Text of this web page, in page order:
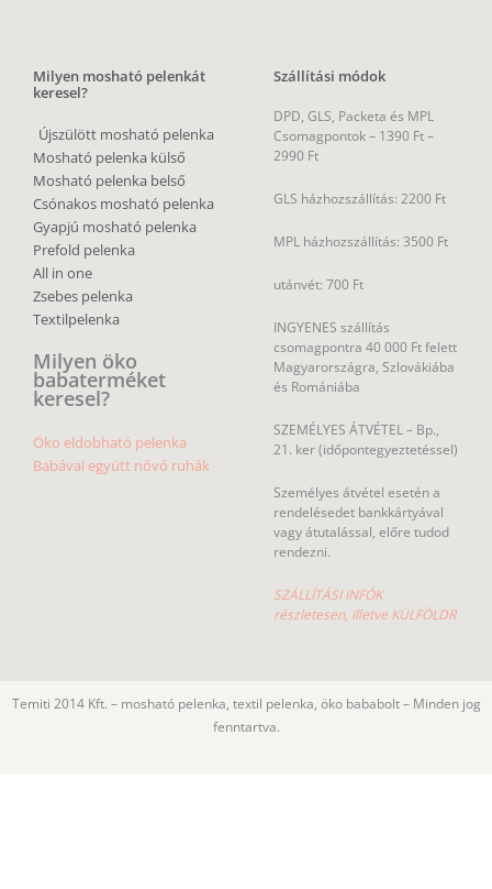
Milyen mosható pelenkát
keresel?
Újszülött mosható pelenka
Mosható pelenka külső
Mosható pelenka belső
Csónakos mosható pelenka
Gyapjú mosható pelenka
Prefold pelenka
All in one
Zsebes pelenka
Textilpelenka
Milyen öko
babaterméket
keresel?
Öko eldobható pelenka
Babával együtt nővő ruhák
Szállítási módok
DPD, GLS, Packeta és MPL
Csomagpontok – 1390 Ft –
2990 Ft
GLS házhozszállítás: 2200 Ft
MPL házhozszállítás: 3500 Ft
utánvét: 700 Ft
INGYENES szállítás
csomagpontra 40 000 Ft felett
Magyarországra, Szlovákiába
és Romániába
SZEMÉLYES ÁTVÉTEL – Bp.,
21. ker (időpontegyeztetéssel)
Személyes átvétel esetén a
rendelésedet bankkártyával
vagy átutalással, előre tudod
rendezni.
SZÁLLÍTÁSI INFÓK
részletesen, illetve KÜLFÖLDR
Temiti 2014 Kft. – mosható pelenka, textil pelenka, öko bababolt – Minden jog
fenntartva.